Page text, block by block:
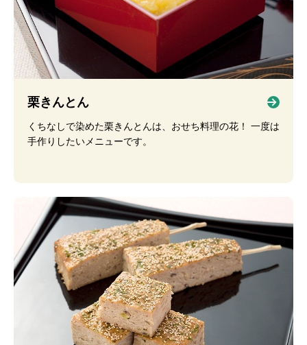
栗きんとん
くちなしで染めた栗きんとんは、おせち料理の花！ 一度は
手作りしたいメニューです。